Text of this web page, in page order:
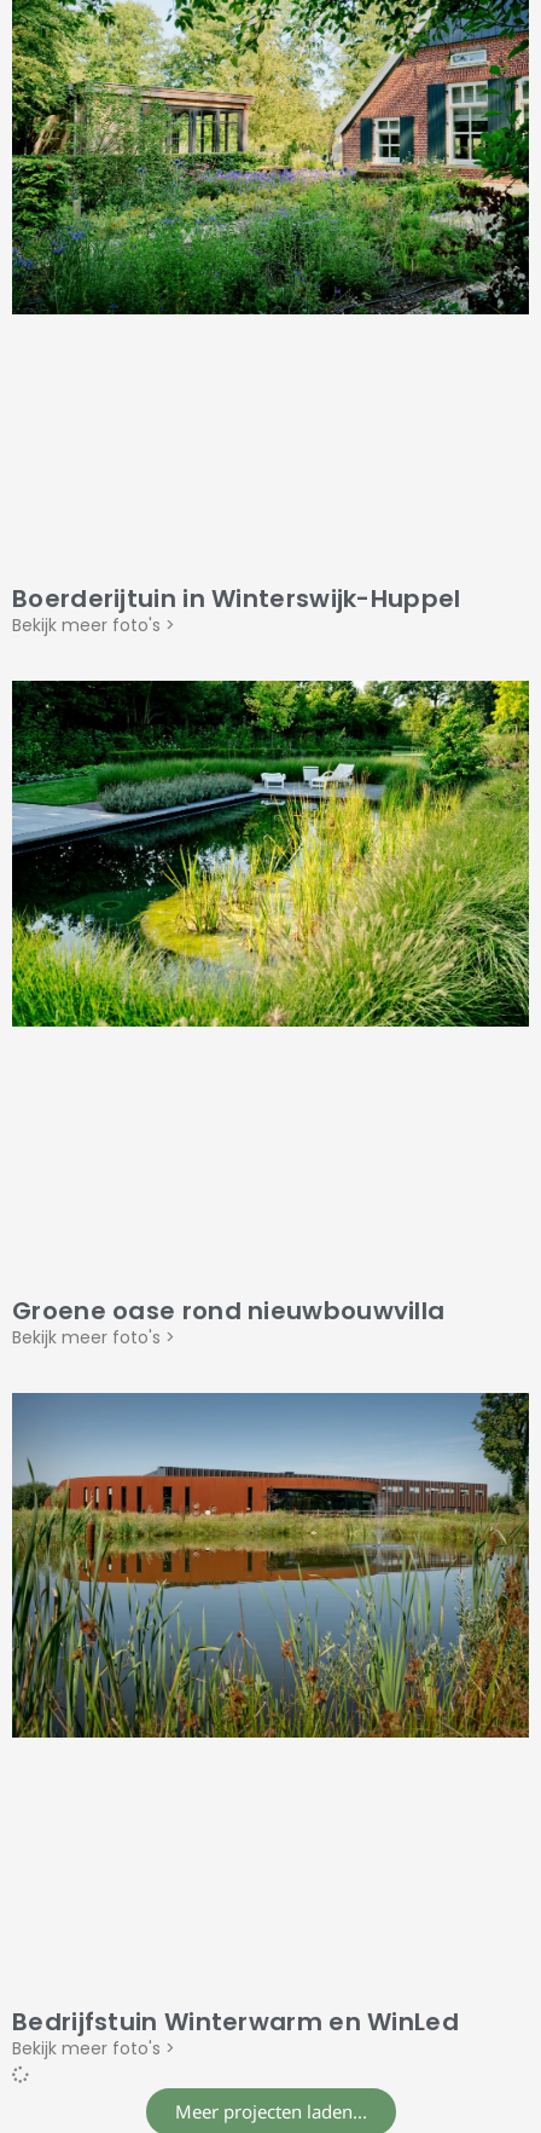
Boerderijtuin in Winterswijk-Huppel
Bekijk meer foto's >
Groene oase rond nieuwbouwvilla
Bekijk meer foto's >
Bedrijfstuin Winterwarm en WinLed
Bekijk meer foto's >
Meer projecten laden...